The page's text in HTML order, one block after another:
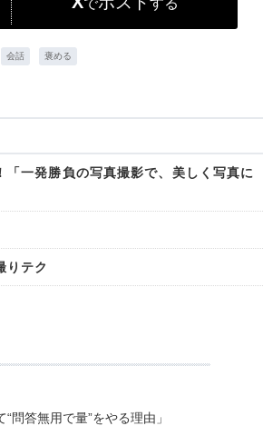
で する
会話 褒める
「一発勝負の写真撮影で、美しく写真に
りテク
答無用で量”をやる理由」